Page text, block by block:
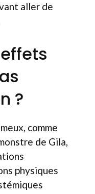
aller de
?
comme
de Gila,
physiques